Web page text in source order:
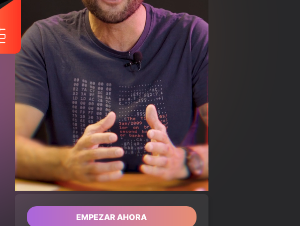
Unmute /
Loaded:
100.00%
EMPEZAR AHORA